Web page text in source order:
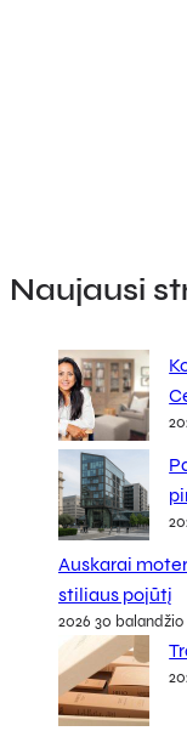
Naujausi
Auskarai
stiliaus pojūtį
2026 30 balandžio